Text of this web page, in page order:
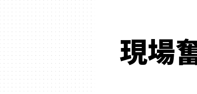
喜んでいただけ
る３つの理由
色の事例
現場